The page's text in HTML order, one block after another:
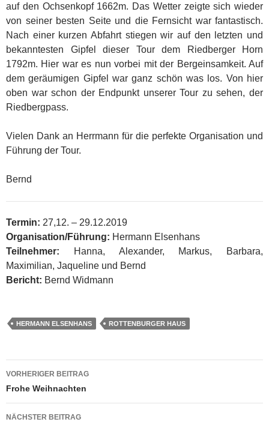
auf den Ochsenkopf 1662m. Das Wetter zeigte sich wieder
von seiner besten Seite und die Fernsicht war fantastisch.
Nach einer kurzen Abfahrt stiegen wir auf den letzten und
bekanntesten Gipfel dieser Tour dem Riedberger Horn
1792m. Hier war es nun vorbei mit der Bergeinsamkeit. Auf
dem geräumigen Gipfel war ganz schön was los. Von hier
oben war schon der Endpunkt unserer Tour zu sehen, der
Riedbergpass.
Vielen Dank an Herrmann für die perfekte Organisation und
Führung der Tour.
Bernd
Termin: 27,12. – 29.12.2019
Organisation/Führung: Hermann Elsenhans
Teilnehmer: Hanna, Alexander, Markus, Barbara,
Maximilian, Jaqueline und Bernd
Bericht: Bernd Widmann
HERMANN ELSENHANS ROTTENBURGER HAUS
Beitragsnavigation
VORHERIGER BEITRAG
Frohe Weihnachten
NÄCHSTER BEITRAG